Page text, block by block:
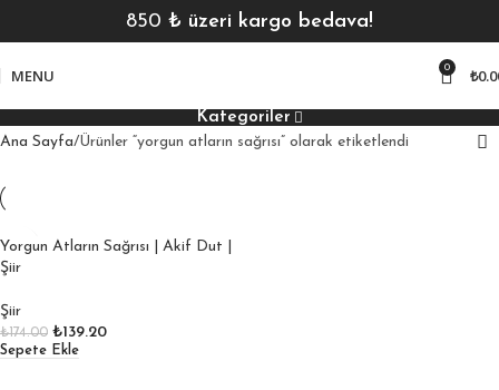
850 ₺ üzeri kargo bedava!
MENU 0 ₺
Kategoriler
Ana Sayfa Ürünler “yorgun atların sağrısı” olarak etiketlendi
Yorgun Atların Sağrısı | Akif Dut |
Şiir
Şiir
₺174.00 ₺139.20
Sepete Ekle